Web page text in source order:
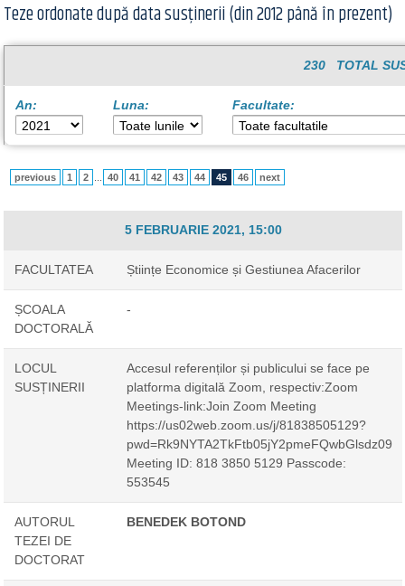
Teze ordonate după data susținerii (din 2012 până în prezent)
230 TOTAL
An: Luna: Facultate:
previous 1 2 40 41 42 43 44 45 46 next
5 FEBRUARIE 2021, 15:00
FACULTATEA Științe Economice și Gestiunea Afacerilor
ȘCOALA
DOCTORALĂ
-
LOCUL
SUSȚINERII
Accesul referenților și publicului se face pe
platforma digitală Zoom, respectiv:Zoom
Meetings-link:Join Zoom Meeting
https://us02web.zoom.us/j/81838505129?
pwd=Rk9NYTA2TkFtb05jY2pmeFQwbGlsdz09
Meeting ID: 818 3850 5129 Passcode:
553545
AUTORUL
TEZEI DE
DOCTORAT
BENEDEK BOTOND